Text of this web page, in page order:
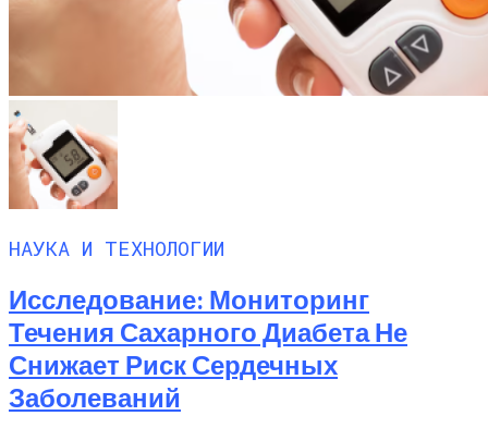
НАУКА И ТЕХНОЛОГИИ
Исследование: Мониторинг
Течения Сахарного Диабета Не
Снижает Риск Сердечных
Заболеваний